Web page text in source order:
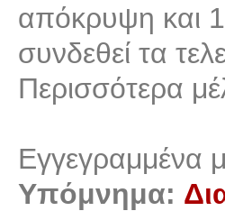
απόκρυψη και
συνδεθεί τα
Περισσότερα
Εγγεγραμμένα
Υπόμνημα: